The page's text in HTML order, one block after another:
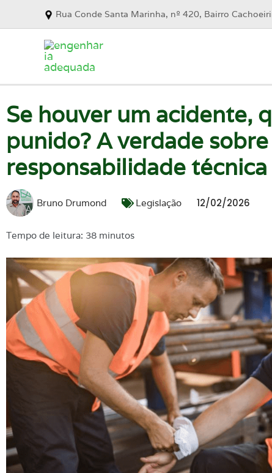
Rua Conde Santa Marinha, nº 420, Bairro
Se houver um acidente,
punido? A verdade sobre
responsabilidade
Bruno Drumond Legislação 12/02/2026
Tempo de leitura: 38 minutos